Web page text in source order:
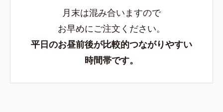
月末は混み合いますので
お早めにご注文ください。
平日のお昼前後が比較的つながりやすい
時間帯です。